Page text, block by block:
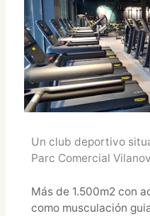
Un club deportivo
Parc Comercial
Más de 1.500m2 con
como musculación